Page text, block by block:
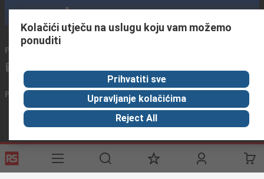
nazovite službu za korisnike
Pošaljite nam email
Povežite se s nama
Korisne poveznice
Usluge
O RS-u
Industrijska
Kolačići utječu na uslugu koju vam možemo
ponuditi
Prihvatiti sve
Upravljanje kolačićima
Reject All